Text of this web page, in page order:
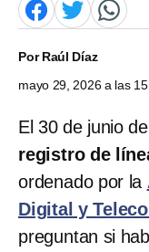
PorRaúl Díaz
mayo 29, 2026 a las
El 30 de junio
registro de
ordenado por la
Digital y
preguntan si